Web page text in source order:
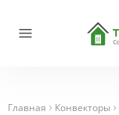
Главная Конвекторы